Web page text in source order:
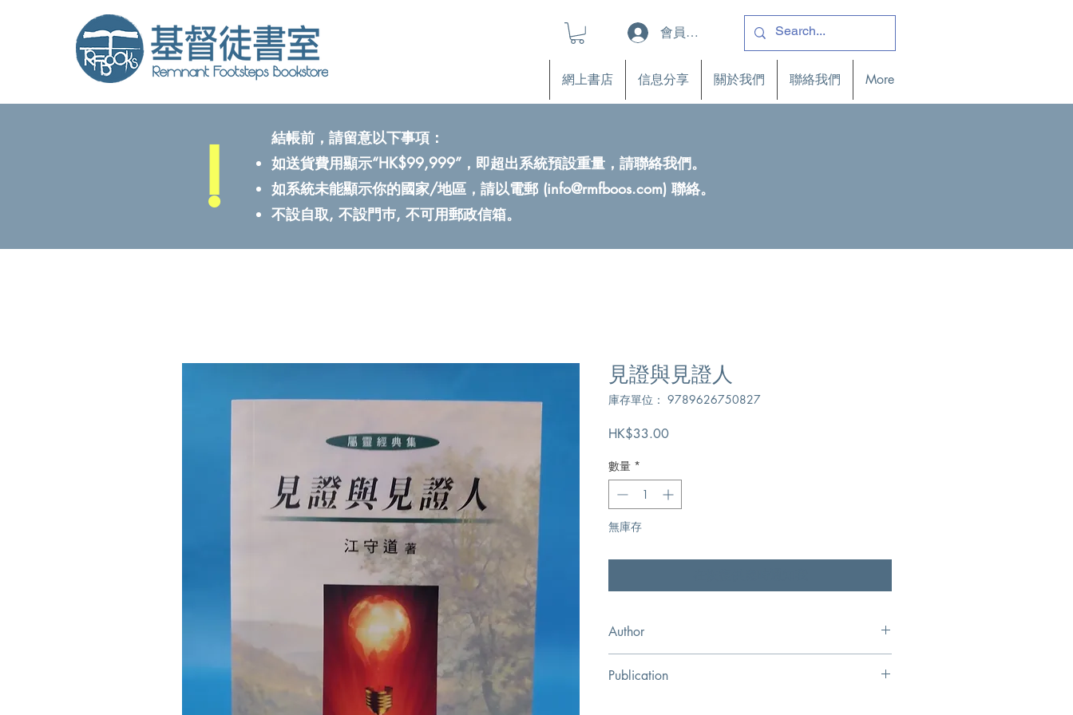
會員登入
網上書店 信息分享 關於我們 聯絡我們 More
!
結帳前，請留意以下事項：
如送貨費用顯示“HK$99,999”，即超出系統預設重量，請聯絡我們。
如系統未能顯示你的國家/地區，請以電郵 (info@rmfboos.com) 聯絡。
不設自取, 不設門巿, 不可用郵政信箱。
見證與見證人
庫存單位： 9789626750827
HK$33.00價
數量 *
無庫存
Author
Publication